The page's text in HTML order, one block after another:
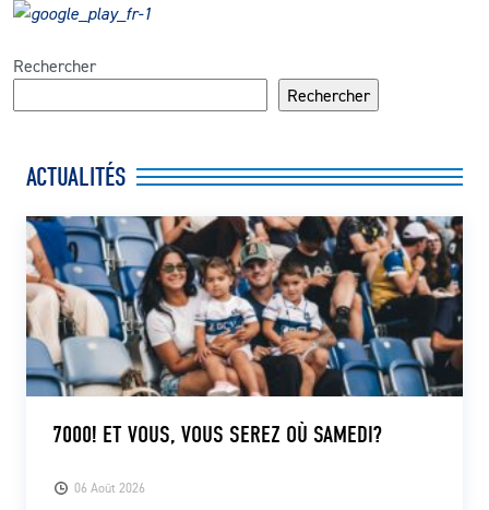
Rechercher
Rechercher
ACTUALITÉS
06 Août 2026
7000! ET VOUS, VOUS SEREZ OÙ SAMEDI?